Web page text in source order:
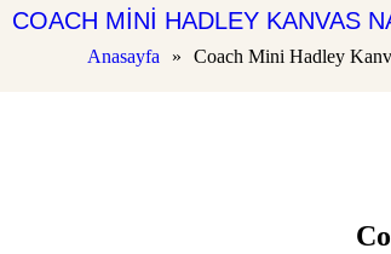
COACH MINI HADLEY KANVAS
Anasayfa » Coach Mini Hadley